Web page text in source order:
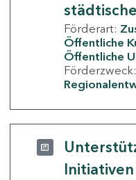
Förderart:
Öffentliche
Öffentliche
Förderzweck: